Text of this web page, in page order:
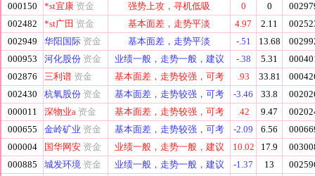
000150
*st宜康 资金 强势上攻，寻机低吸 0 0
002482
*st广田 资金 基本面差，走势平淡 4.97 2.11
002949
华阳国际 资金 基本面差，走势平淡 -.51 13.68
000953
河化股份 资金 业绩一般，走势一般，建议 -.38 5.31
002876
三利谱 资金 基本面差，走势较强，可考 .93 33.81
002430
杭氧股份 资金 基本面差，走势较强，可考 -3.46 33.8
000011
深物业a 资金 基本面差，走势较强，可考 .42 9.47
000655
金岭矿业 资金 基本面差，走势较强，可考 -2.09 6.56
000004
国华网安 资金 业绩一般，走势一般，建议 10.02 17.9
000885
城发环境 资金 业绩一般，走势一般，建议 -1.37 13